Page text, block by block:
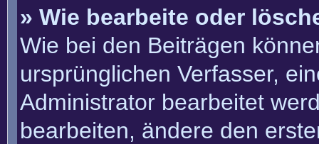
» Wie bearbeite oder
Wie bei den Beiträgen
ursprünglichen Verfasser,
Administrator bearbeitet
bearbeiten, ändere den